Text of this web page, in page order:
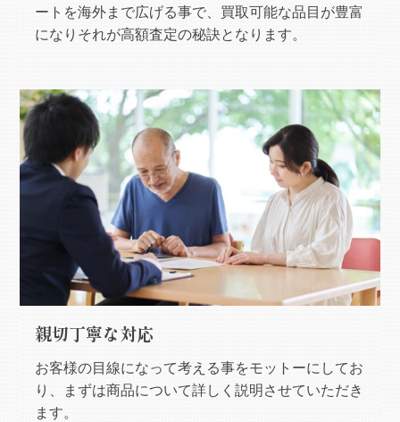
ートを海外まで広げる事で、買取可能な品目が豊富
になりそれが高額査定の秘訣となります。
親切丁寧な対応
お客様の目線になって考える事をモットーにしてお
り、まずは商品について詳しく説明させていただき
ます。